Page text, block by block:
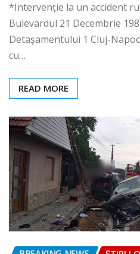
*Intervenție la un accident
Bulevardul 21 Decembrie
Detașamentului 1 Cluj-
cu…
READ MORE